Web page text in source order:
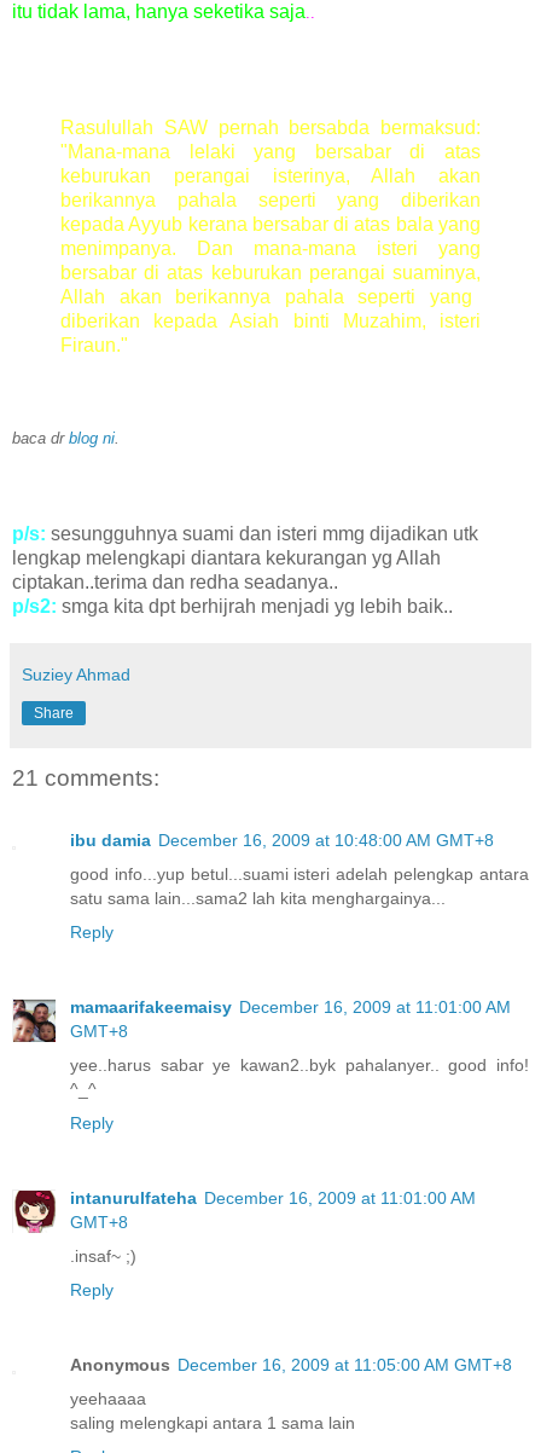
itu tidak lama, hanya seketika saja..
Rasulullah SAW pernah bersabda bermaksud:
"Mana-mana lelaki yang bersabar di atas
keburukan perangai isterinya, Allah akan
berikannya pahala seperti yang diberikan
kepada Ayyub kerana bersabar di atas bala yang
menimpanya. Dan mana-mana isteri yang
bersabar di atas keburukan perangai suaminya,
Allah akan berikannya pahala seperti yang
diberikan kepada Asiah binti Muzahim, isteri
Firaun."
baca dr blog ni
p/s: sesungguhnya suami dan isteri mmg dijadikan utk
lengkap melengkapi diantara kekurangan yg Allah
ciptakan..terima dan redha seadanya..
p/s2: smga kita dpt berhijrah menjadi yg lebih baik..
Suziey Ahmad
Share
21 comments:
ibu damia December 16, 2009 at 10:48:00 AM GMT+8
good info...yup betul...suami isteri adelah pelengkap antara
satu sama lain...sama2 lah kita menghargainya...
Reply
mamaarifakeemaisy December 16, 2009 at 11:01:00 AM
GMT+8
yee..harus sabar ye kawan2..byk pahalanyer.. good info!
^_^
Reply
intanurulfateha December 16, 2009 at 11:01:00 AM
GMT+8
.insaf~ ;)
Reply
Anonymous December 16, 2009 at 11:05:00 AM GMT+8
yeehaaaa
saling melengkapi antara 1 sama lain